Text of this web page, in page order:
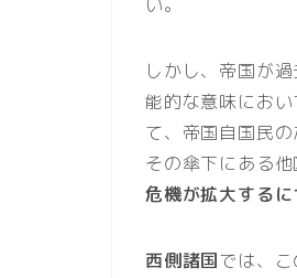
しかし、帝国が
能的な意味にお
て、帝国自国民
その傘下にある他
危機が拡大する
西側諸国では、